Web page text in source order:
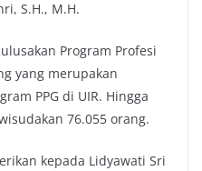
S.H., M.H.
Program Profesi
yang merupakan
PPG di UIR. Hingga
76.055 orang.
kepada Lidyawati Sri